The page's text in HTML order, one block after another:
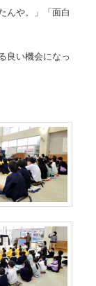
んや。」「面白
良い機会になっ